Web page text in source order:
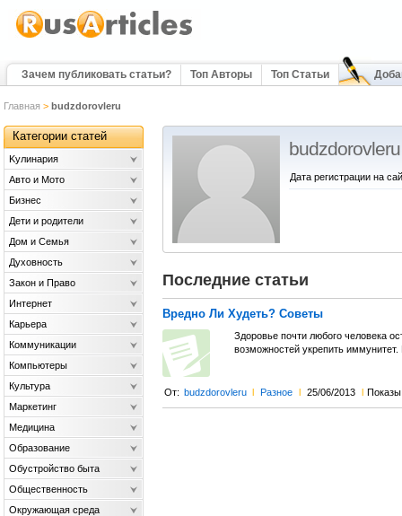
Зачем публиковать статьи? Топ Авторы Топ Статьи
Главная > budzdorovleru
budzdorovleru
Дата регистрации на
Последние статьи
Вредно Ли Худеть? Советы
Здоровье почти любого человека
возможностей укрепить иммунитет.
От: budzdorovleru l Разное l 25/06/2013 l
Категории статей
Kулинария
Авто и Мото
Бизнес
Дети и родители
Дом и Семья
Духовность
Закон и Право
Интернет
Карьера
Коммуникации
Компьютеры
Культура
Маркетинг
Медицина
Образование
Обустройство быта
Общественность
Окружающая среда